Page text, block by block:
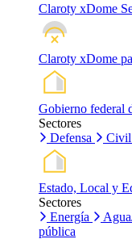
Claroty xDome
Claroty xDome
Gobierno federal
Sectores
Defensa
Civil
Estado, Local y
Sectores
Energía
pública